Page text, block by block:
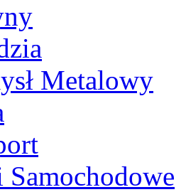
Metalowy
Samochodowe